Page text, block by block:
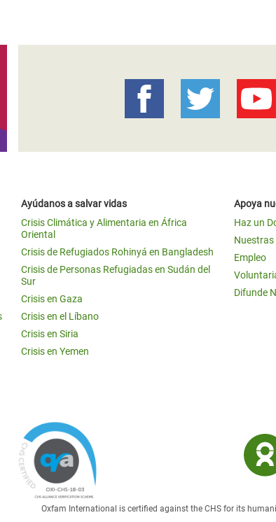
Ayúdanos a salvar vidas
Crisis Climática y Alimentaria en África
Oriental
Crisis de Refugiados Rohinyá en Bangladesh
Crisis de Personas Refugiadas en Sudán del
Sur
Crisis en Gaza
Crisis en el Líbano
Crisis en Siria
Crisis en Yemen
Apoya
Haz un
Empleo
Difunde
Oxfam International is certified against the CHS for its